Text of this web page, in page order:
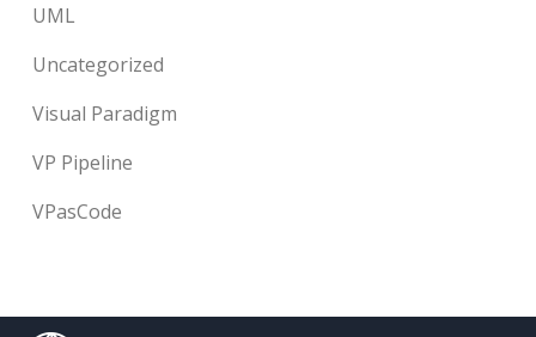
UML
Uncategorized
Visual Paradigm
VP Pipeline
VPasCode